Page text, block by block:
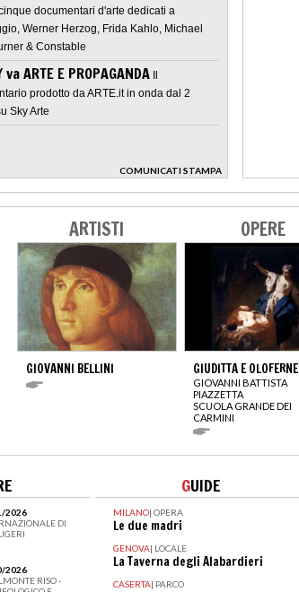
documentari d'arte dedicati a
Werner Herzog, Frida Kahlo, Michael
& Constable
va ARTE E PROPAGANDA Il
prodotto da ARTE.it in onda dal 2
Sky Arte
COMUNICATI STAMPA
>
ARTISTI
GIOVANNI BELLINI
OPERE
GIUDITTA E OLOFERNE
GIOVANNI BATTISTA
PIAZZETTA
SCUOLA GRANDE DEI
CARMINI
2026
DI
2026
RISO -
GUIDE
MILANO| OPERA
Le due madri
GENOVA| LOCALE
La Taverna degli Alabardieri
CASERTA| PARCO